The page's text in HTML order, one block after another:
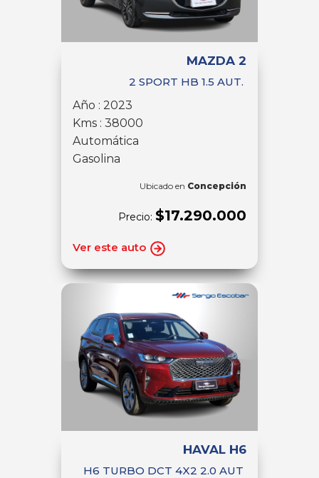
MAZDA 2
2 SPORT HB 1.5 AUT.
Año : 2023
Kms : 38000
Automática
Gasolina
Ubicado en Concepción
Precio: $17.290.000
Ver este auto
HAVAL H6
H6 TURBO DCT 4X2 2.0 AUT